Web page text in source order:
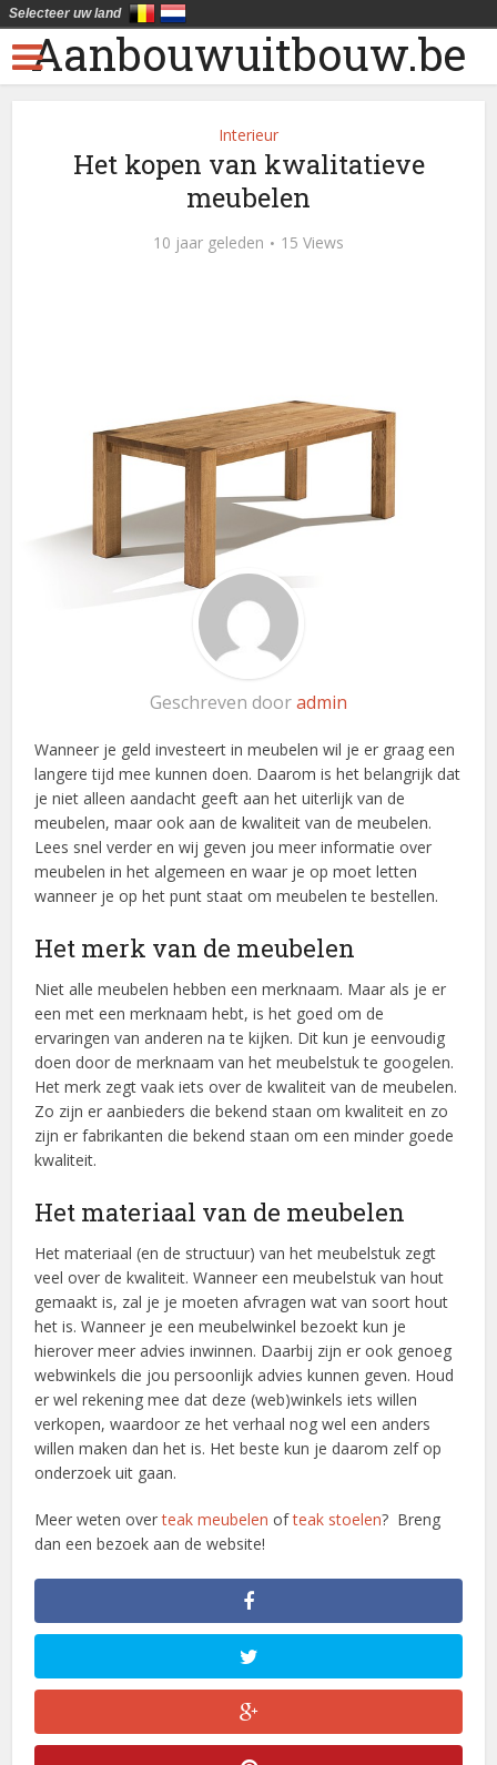
Aanbouwuitbouw.be
Interieur
Het kopen van kwalitatieve
meubelen
10 jaar geleden 15 Views
Geschreven dooradmin
Wanneer je geld investeert in meubelen wil je er graag een
langere tijd mee kunnen doen. Daarom is het belangrijk dat
je niet alleen aandacht geeft aan het uiterlijk van de
meubelen, maar ook aan de kwaliteit van de meubelen.
Lees snel verder en wij geven jou meer informatie over
meubelen in het algemeen en waar je op moet letten
wanneer je op het punt staat om meubelen te bestellen.
Het merk van de meubelen
Niet alle meubelen hebben een merknaam. Maar als je er
een met een merknaam hebt, is het goed om de
ervaringen van anderen na te kijken. Dit kun je eenvoudig
doen door de merknaam van het meubelstuk te googelen.
Het merk zegt vaak iets over de kwaliteit van de meubelen.
Zo zijn er aanbieders die bekend staan om kwaliteit en zo
zijn er fabrikanten die bekend staan om een minder goede
kwaliteit.
Het materiaal van de meubelen
Het materiaal (en de structuur) van het meubelstuk zegt
veel over de kwaliteit. Wanneer een meubelstuk van hout
gemaakt is, zal je je moeten afvragen wat van soort hout
het is. Wanneer je een meubelwinkel bezoekt kun je
hierover meer advies inwinnen. Daarbij zijn er ook genoeg
webwinkels die jou persoonlijk advies kunnen geven. Houd
er wel rekening mee dat deze (web)winkels iets willen
verkopen, waardoor ze het verhaal nog wel een anders
willen maken dan het is. Het beste kun je daarom zelf op
onderzoek uit gaan.
Meer weten overteak meubelen ofteak stoelen? Breng
dan een bezoek aan de website!
Selecteer uw land